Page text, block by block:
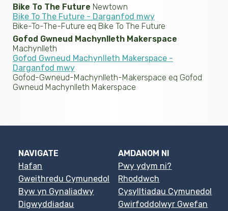
Bike To The Future Newtown
Bike To The Future - Darganfod mwy
Bike-To-The-Future eq Bike To The Future
Gofod Gwneud Machynlleth Makerspace
Machynlleth
Gofod Gwneud Machynlleth Makerspace -
Darganfod mwy
Gofod-Gwneud-Machynlleth-Makerspace eq Gofod
Gwneud Machynlleth Makerspace
NAVIGATE
Hafan
Gweithredu Cymunedol
Byw yn Gynaliadwy
Digwyddiadau
AMDANOM NI
Pwy ydym ni?
Rhoddwch
Cysylltiadau Cymunedol
Gwirfoddolwyr Gwefan